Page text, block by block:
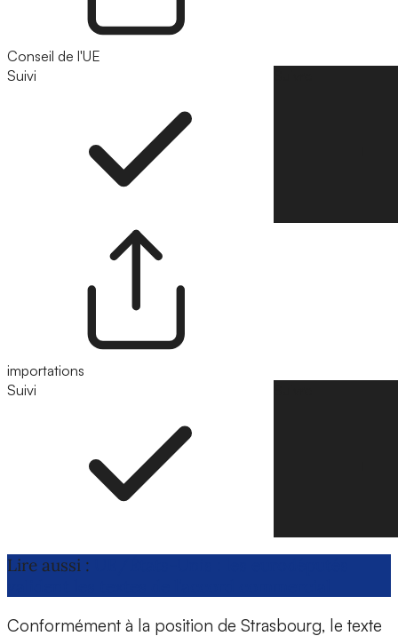
Conseil de l'UE
Suivi
importations
Suivi
Lire aussi :
Conformément à la position de Strasbourg, le texte